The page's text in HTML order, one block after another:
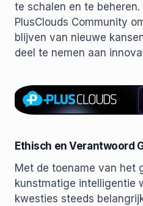
te schalen en te beheren.
PlusClouds Community
blijven van nieuwe
deel te nemen aan
Ethisch en Verantwoord
Met de toename van het
kunstmatige intelligentie
kwesties steeds